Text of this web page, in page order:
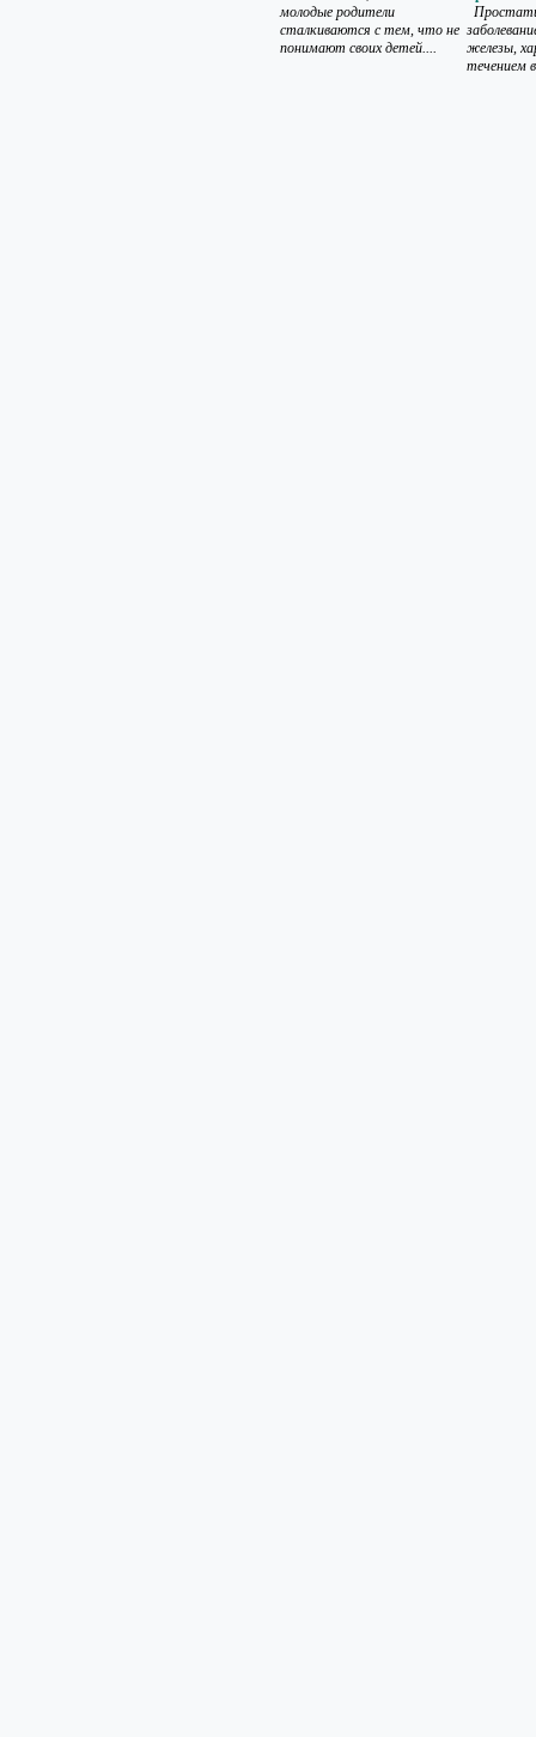
молодые родители
сталкиваются с тем, что не
понимают своих детей....
железы,
течением